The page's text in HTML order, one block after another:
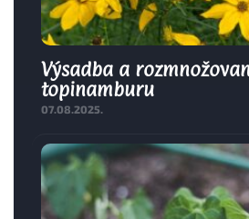
Výsadba a
topinamburu
07.08.2025.